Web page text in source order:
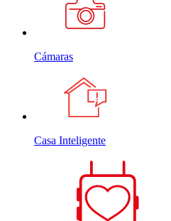
Cámaras
Casa Inteligente